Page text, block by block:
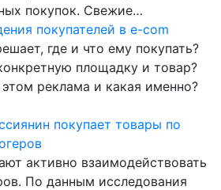
покупок. Свежие…
покупателей в e-com
где и что ему покупать?
площадку и товар?
реклама и какая именно?
покупает товары по
активно взаимодействовать
По данным исследования